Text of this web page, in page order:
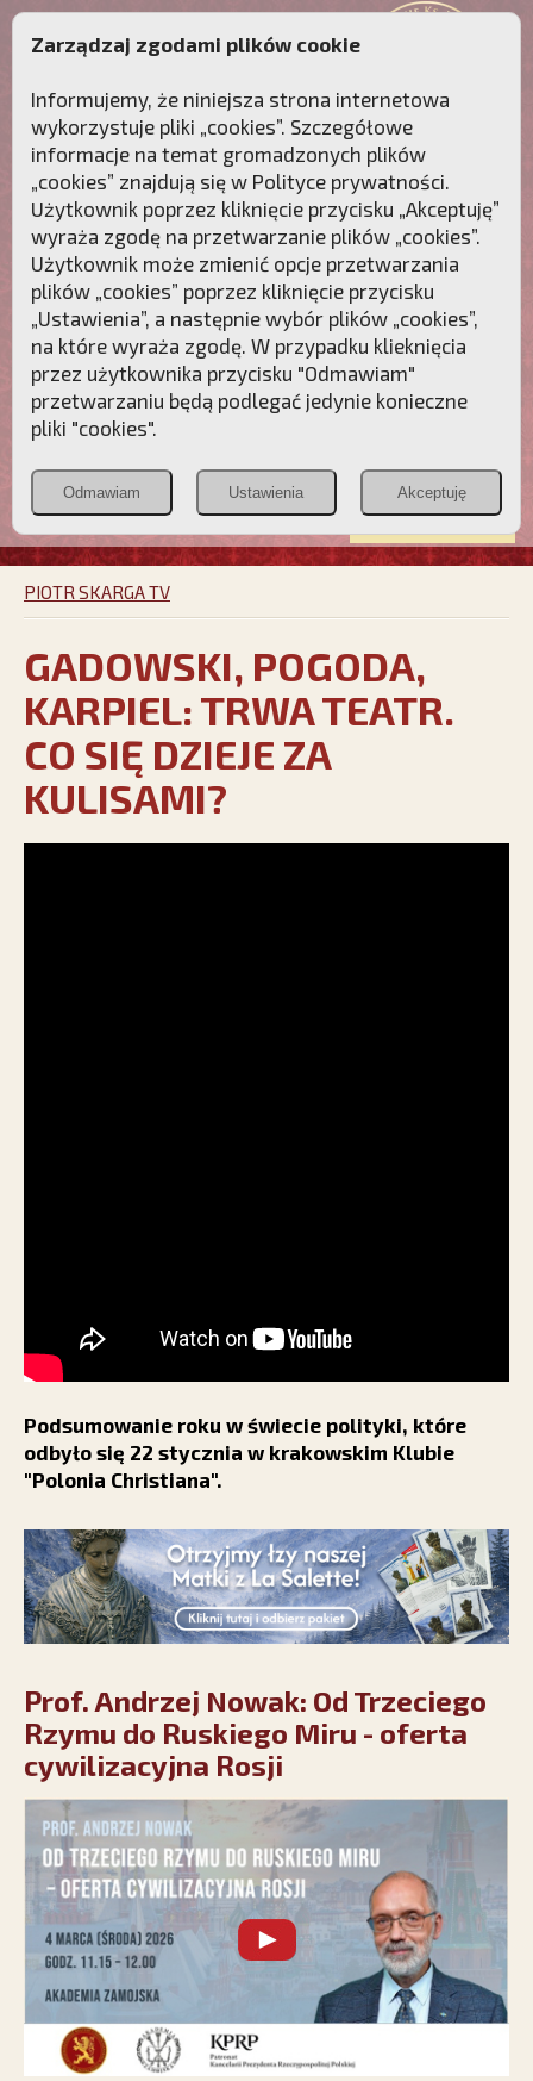
Przebudźmy sumienia Polaków!
Polonia
Christiana
PCh24.pl
Przymierze
POZNAJ APOSTOLAT FATIMY WESPRZYJ
NAS
PIOTR SKARGA TV
GADOWSKI, POGODA,
KARPIEL: TRWA TEATR.
CO SIĘ DZIEJE ZA
KULISAMI?
Podsumowanie roku w świecie polityki, które
odbyło się 22 stycznia w krakowskim Klubie
"Polonia Christiana".
Prof. Andrzej Nowak: Od Trzeciego
Rzymu do Ruskiego Miru - oferta
cywilizacyjna Rosji
Zarządzaj zgodami plików cookie
Informujemy, że niniejsza strona internetowa
wykorzystuje pliki „cookies”. Szczegółowe
informacje na temat gromadzonych plików
„cookies” znajdują się w Polityce prywatności.
Użytkownik poprzez kliknięcie przycisku „Akceptuję”
wyraża zgodę na przetwarzanie plików „cookies”.
Użytkownik może zmienić opcje przetwarzania
plików „cookies” poprzez kliknięcie przycisku
„Ustawienia”, a następnie wybór plików „cookies”,
na które wyraża zgodę. W przypadku klieknięcia
przez użytkownika przycisku "Odmawiam"
przetwarzaniu będą podlegać jedynie konieczne
pliki "cookies".
Odmawiam Ustawienia Akceptuję